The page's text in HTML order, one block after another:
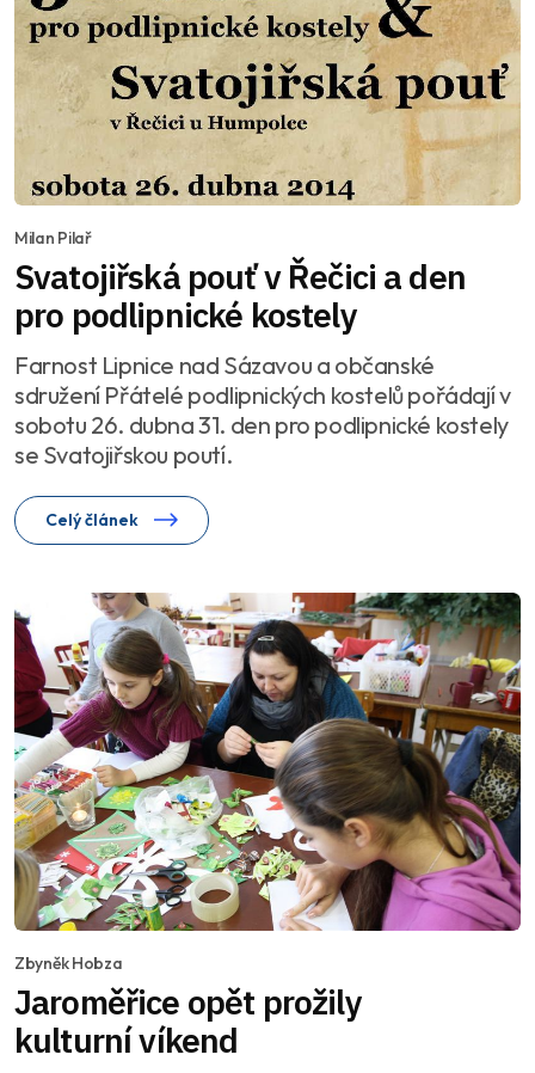
Milan Pilař
Svatojiřská pouť v Řečici a den
pro podlipnické kostely
Farnost Lipnice nad Sázavou a občanské
sdružení Přátelé podlipnických kostelů pořádají v
sobotu 26. dubna 31. den pro podlipnické kostely
se Svatojiřskou poutí.
Celý článek
Zbyněk Hobza
Jaroměřice opět prožily
kulturní víkend